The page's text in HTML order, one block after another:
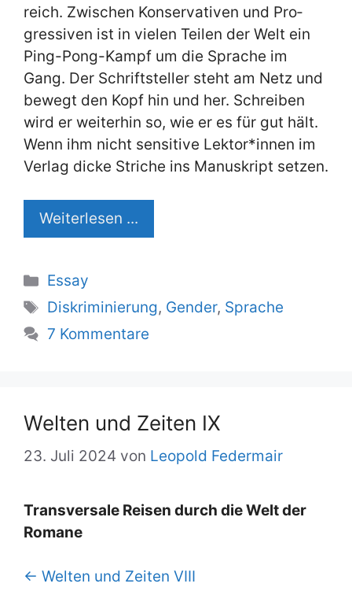
reich. Zwi­schen Kon­ser­va­ti­ven und Pro­
gres­si­ven ist in vie­len Tei­len der Welt ein
Ping-Pong-Kampf um die Spra­che im
Gang. Der Schrift­stel­ler steht am Netz und
be­wegt den Kopf hin und her. Schrei­ben
wird er wei­ter­hin so, wie er es für gut hält.
Wenn ihm nicht sen­si­ti­ve Lektor*innen im
Ver­lag dicke Stri­che ins Ma­nu­skript set­zen.
Wei­ter­le­sen ...
Kategorien
Essay
Schlagwörter
Diskriminierung, Gender, Sprache
7 Kommentare
Wel­ten und Zei­ten IX
23. Juli 2024 von Leopold Federmair
Trans­ver­sa­le Rei­sen durch die Welt der
Ro­ma­ne
← Wel­ten und Zei­ten VIII